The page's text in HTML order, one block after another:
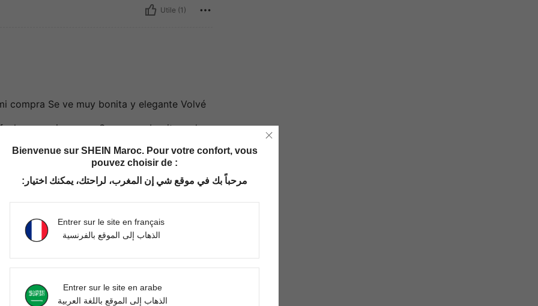
Utile (1)
compra Se ve muy bonita y elegante Volvé
con mi compra Se ve muy bonita y eleg
compra Se ve muy bonita y elegante Volv
Bienvenue sur SHEIN Maroc. Pour votre confort, vous
pouvez choisir de :
مرحباً بك في موقع شي إن المغرب، لراحتك، يمكنك اختيار:
Entrer sur le site en français
الذهاب إلى الموقع بالفرنسية
Entrer sur le site en arabe
الذهاب إلى الموقع باللغة العربية